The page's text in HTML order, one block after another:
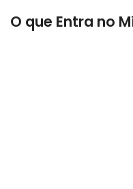
O que Entra no